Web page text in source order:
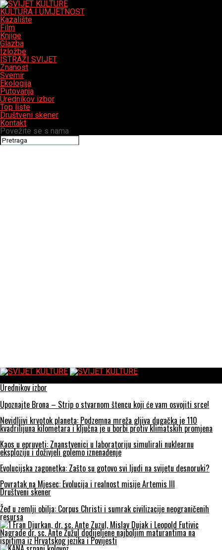
KULTURA I UMJETNOST
Kazalište
Film
Knjige
Glazba
Izložbe
ISTRAŽI SVIJET
Znanost
Svemir
Ekologija
Putovanja
Urednikov izbor
Top liste
Društveni skener
Kontakt
Povežite se s nama
Urednikov izbor
Upoznajte Brona – Strip o stvarnom štencu koji će vam osvojiti srce!
Nevidljivi krvotok planeta: Podzemna mreža gljiva dugačka je 110
kvadrilijuna kilometara i ključna je u borbi protiv klimatskih promjena
Kaos u epruveti: Znanstvenici u laboratoriju simulirali nuklearnu
eksploziju i doživjeli golemo iznenađenje
Evolucijska zagonetka: Zašto su gotovo svi ljudi na svijetu desnoruki?
Povratak na Mjesec: Evolucija i realnost misije Artemis III
Društveni skener
Žeđ u zemlji obilja: Corpus Christi i sumrak civilizacije neograničenih
resursa
Nagrade dr. sc. Ante Žužul dodijeljene najboljim maturantima na
ispitima iz Hrvatskog jezika i Povijesti